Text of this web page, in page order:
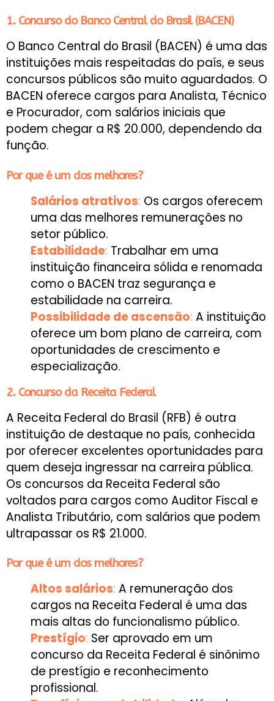
1. Concurso do Banco Central do Brasil (BACEN)
O Banco Central do Brasil (BACEN) é uma das
instituições mais respeitadas do país, e seus
concursos públicos são muito aguardados. O
BACEN oferece cargos para Analista, Técnico
e Procurador, com salários iniciais que
podem chegar a R$ 20.000, dependendo da
função.
Por que é um dos melhores?
Salários atrativos: Os cargos oferecem
uma das melhores remunerações no
setor público.
Estabilidade: Trabalhar em uma
instituição financeira sólida e renomada
como o BACEN traz segurança e
estabilidade na carreira.
Possibilidade de ascensão: A instituição
oferece um bom plano de carreira, com
oportunidades de crescimento e
especialização.
2. Concurso da Receita Federal
A Receita Federal do Brasil (RFB) é outra
instituição de destaque no país, conhecida
por oferecer excelentes oportunidades para
quem deseja ingressar na carreira pública.
Os concursos da Receita Federal são
voltados para cargos como Auditor Fiscal e
Analista Tributário, com salários que podem
ultrapassar os R$ 21.000.
Por que é um dos melhores?
Altos salários: A remuneração dos
cargos na Receita Federal é uma das
mais altas do funcionalismo público.
Prestígio: Ser aprovado em um
concurso da Receita Federal é sinônimo
de prestígio e reconhecimento
profissional.